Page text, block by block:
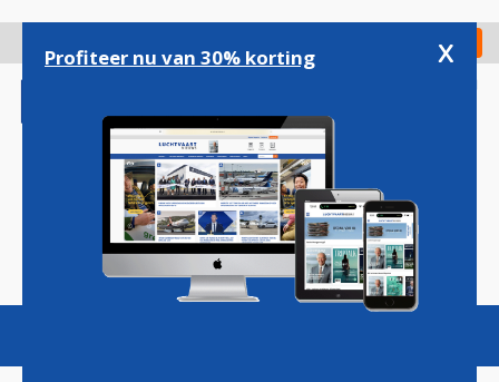
gaan
Check in
Magazine Podcasts Vacatures
Profiteer nu van 30% korting x